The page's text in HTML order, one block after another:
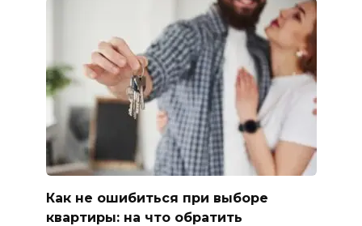
Как не ошибиться при выборе
квартиры: на что обратить